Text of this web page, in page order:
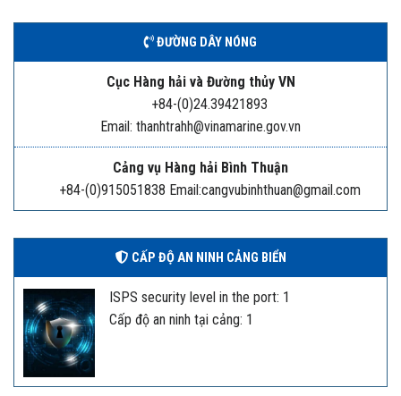
ĐƯỜNG DÂY NÓNG
Cục Hàng hải và Đường thủy VN
+84-(0)24.39421893
Email: thanhtrahh@vinamarine.gov.vn
Cảng vụ Hàng hải Bình Thuận
+84-(0)915051838 Email:cangvubinhthuan@gmail.com
CẤP ĐỘ AN NINH CẢNG BIỂN
ISPS security level in the port: 1
Cấp độ an ninh tại cảng: 1